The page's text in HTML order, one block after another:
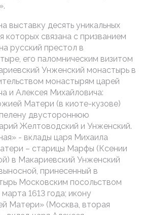
выставку десять уникальных
которых связана с призванием
русский престол в
его паломническим визитом
Унженский монастырь в
монастырям царей
и Алексея Михайловича:
Матери (в киоте-кузове)
двустороннюю
Желтоводский и Унженский.
- вклады царя Михаила
– старицы Марфы (Ксении
в Макариевский Унженский
принесенный в
Московским посольством
1613 года; икону
Матери» (Москва, вторая